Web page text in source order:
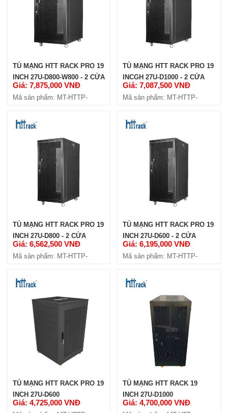
TỦ MẠNG HTT RACK PRO 19
INCH 27U-D800-W800 - 2 CỬA
HÔNG
Giá: 7,875,000 VNĐ
Mã sản phẩm: MT-HTTP-
TỦ MẠNG HTT RACK PRO 19
INCGH 27U-D1000 - 2 CỬA
HÔNG
Giá: 7,087,500 VNĐ
Mã sản phẩm: MT-HTTP-
TỦ MẠNG HTT RACK PRO 19
INCH 27U-D800 - 2 CỬA
HÔNG
Giá: 6,562,500 VNĐ
Mã sản phẩm: MT-HTTP-
TỦ MẠNG HTT RACK PRO 19
INCH 27U-D600 - 2 CỬA
HÔNG
Giá: 6,195,000 VNĐ
Mã sản phẩm: MT-HTTP-
TỦ MẠNG HTT RACK PRO 19
INCH 27U-D600
Giá: 4,725,000 VNĐ
TỦ MẠNG HTT RACK 19
INCH 27U-D1000
Giá: 4,700,000 VNĐ